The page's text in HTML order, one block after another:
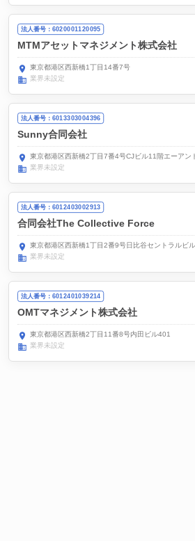
法人番号：6020001120095
MTMアセットマネジメント株式会社
東京都港区西新橋1丁目14番7号
業界未設定
法人番号：6013303004396
Sunny合同会社
東京都港区西新橋2丁目7番4号CJビル11階エーアン
業界未設定
法人番号：6012403002913
合同会社The Collective Force
東京都港区西新橋1丁目2番9号日比谷セントラルビ
業界未設定
法人番号：6012401039214
OMTマネジメント株式会社
東京都港区西新橋2丁目11番8号内田ビル401
業界未設定